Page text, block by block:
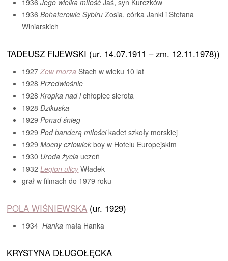
1936Jego wielka miłość Jaś, syn Kurczków
1936Bohaterowie Sybiru Zosia, córka Janki i Stefana
Winiarskich
TADEUSZ FIJEWSKI (ur. 14.07.1911 – zm. 12.11.1978))
1927Zew morza Stach w wieku 10 lat
1928Przedwiośnie
1928Kropka nad ichłopiec sierota
1928Dzikuska
1929Ponad śnieg
1929Pod banderą miłościkadet szkoły morskiej
1929Mocny człowiek boy w Hotelu Europejskim
1930 Uroda życia uczeń
1932Legion ulicyWładek
grał w filmach do 1979 roku
POLA WIŚNIEWSKA (ur. 1929)
1934Hanka mała Hanka
KRYSTYNA DŁUGOŁĘCKA